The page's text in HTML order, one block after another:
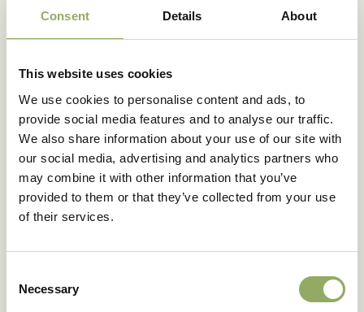
Consent Details About
This website uses cookies
We use cookies to personalise content and ads, to
provide social media features and to analyse our traffic.
We also share information about your use of our site with
our social media, advertising and analytics partners who
may combine it with other information that you’ve
provided to them or that they’ve collected from your use
of their services.
Selection
Necessary
Color principal
Violeta
Color del labelo
Purple
Tamaño de la maceta - cm 6, 9, 12
Tamaño de la flor 6-7 cm
5.0
Tamaño de la flor 12 cm
Altura de la planta en
maceta 6-7 - cm
25
maceta 9 - cm
maceta 12 - cm